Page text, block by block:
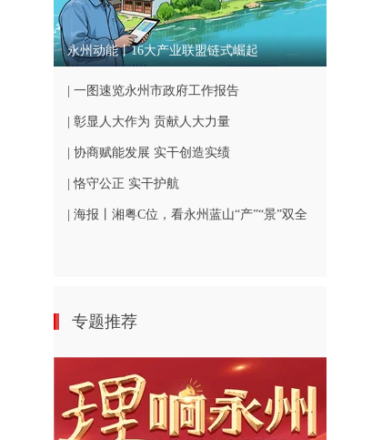
永州动能丨16大产业联盟链式崛起
| 一图速览永州市政府工作报告
| 彰显人大作为 贡献人大力量
| 协商赋能发展 实干创造实绩
| 恪守公正 实干护航
| 海报丨湘粤C位，看永州蓝山“产”“景”双全
专题推荐